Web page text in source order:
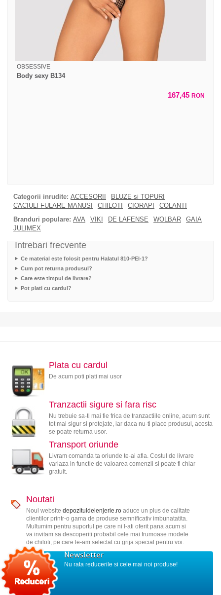
OBSESSIVE
Body sexy B134
167,45 RON
Categorii inrudite: ACCESORII
BLUZE si TOPURI
CACIULI FULARE MANUSI
CHILOTI CIORAPI
COLANTI
Branduri populare: AVA VIKI DE LAFENSE WOLBAR
GAIA
JULIMEX
Intrebari frecvente
Ce material este folosit pentru Halatul 810-PEI-1?
Cum pot returna produsul?
Care este timpul de livrare?
Pot plati cu cardul?
Plata cu cardul
De acum poti plati mai usor
Tranzactii sigure si fara risc
Nu trebuie sa-ti mai fie frica de tranzactiile online, acum sunt
tot mai sigur si protejate, iar daca nu-ti place produsul, acesta
se poate returna usor.
Transport oriunde
Livram comanda ta oriunde te-ai afla. Costul de livrare
variaza in functie de valoarea comenzii si poate fi chiar
gratuit.
Noutati
Noul website depozituldelenjerie.roaduce un plus de calitate
clientilor printr-o gama de produse semnificativ imbunatatita.
Multumim pentru suportul pe care ni l-ati oferit pana acum si
va invitam sa descoperiti probabil cele mai frumoase modele
de chiloti, pe care le-am selectat cu grija special pentru voi.
Newsletter
Nu rata reducerile si cele mai noi produse!